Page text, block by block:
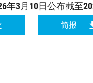
年3月10日公布截至
简报